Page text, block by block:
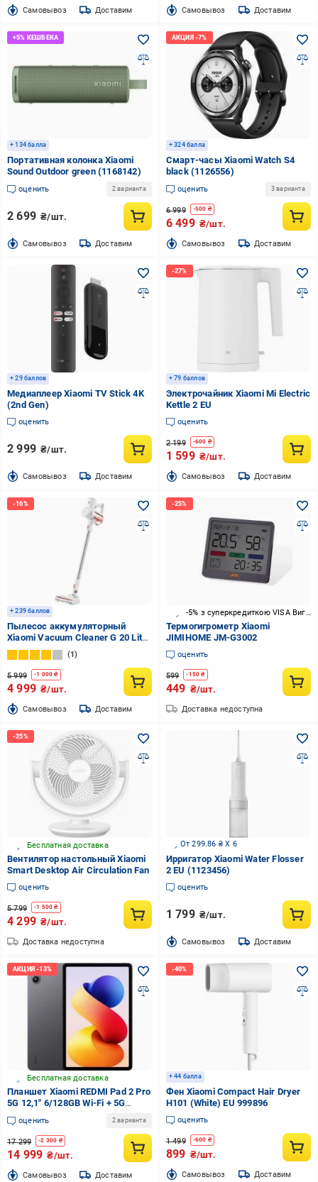
Cамовывоз Доставим Cамовывоз Доставим
+ 134 балла
Портативная колонка Xiaomi
Sound Outdoor green (1168142)
оценить 2 варианта
2 699 ₴/шт.
Cамовывоз Доставим
+ 324 балла
Смарт-часы Xiaomi Watch S4
black (1126556)
оценить 3 варианта
6 999 -500 ₴
6 499 ₴/шт.
Cамовывоз Доставим
+ 29 баллов
Медиаплеер Xiaomi TV Stick 4K
(2nd Gen)
оценить
2 999 ₴/шт.
Cамовывоз Доставим
+ 79 баллов
Электрочайник Xiaomi Mi Electric
Kettle 2 EU
оценить
2 199 -600 ₴
1 599 ₴/шт.
Cамовывоз Доставим
+ 239 баллов
Пылесос аккумуляторный
Xiaomi Vacuum Cleaner G 20 Lite
white
1
5 999 -1 000 ₴
4 999 ₴/шт.
Cамовывоз Доставим
Термогигрометр Xiaomi
JIMIHOME JM-G3002
оценить
599 -150 ₴
449 ₴/шт.
Доставка недоступна
Бесплатная доставка
Вентилятор настольный Xiaomi
Smart Desktop Air Circulation Fan
оценить
5 799 -1 500 ₴
4 299 ₴/шт.
Доставка недоступна
От 299.86 ₴ X 6
Ирригатор Xiaomi Water Flosser
2 EU (1123456)
оценить
1 799 ₴/шт.
Cамовывоз Доставим
Бесплатная доставка
Планшет Xiaomi REDMI Pad 2 Pro
5G 12,1" 6/128GB Wi-Fi + 5G
graphite gray (VHU6151EU)
оценить 2 варианта
17 299 -2 300 ₴
14 999 ₴/шт.
Cамовывоз Доставим
+ 44 балла
Фен Xiaomi Compact Hair Dryer
H101 (White) EU 999896
оценить
1 499 -600 ₴
899 ₴/шт.
Cамовывоз Доставим